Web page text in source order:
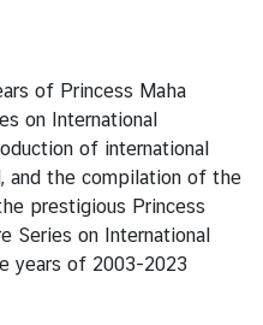
of Princess Maha
on International
of international
and the compilation of the
prestigious Princess
Series on International
years of 2003-2023